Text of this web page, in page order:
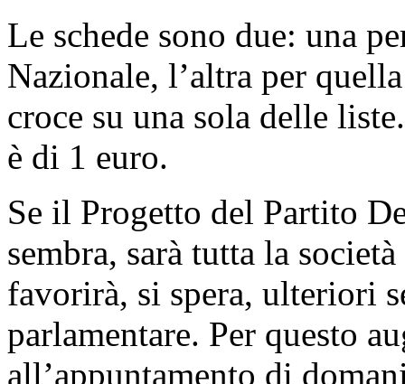
Le schede sono due: una
Nazionale, l’altra per
croce su una sola delle
è di 1 euro.
Se il Progetto del Partito
sembra, sarà tutta la
favorirà, si spera, ulteriori
parlamentare. Per questo
all’appuntamento di